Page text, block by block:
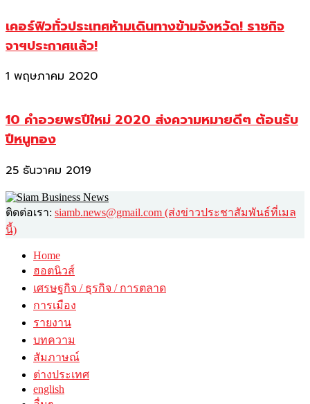
เคอร์ฟิวทั่วประเทศห้ามเดินทางข้ามจังหวัด! ราชกิจ
จาฯประกาศแล้ว!
1 พฤษภาคม 2020
10 คำอวยพรปีใหม่ 2020 ส่งความหมายดีๆ ต้อนรับ
ปีหนูทอง
25 ธันวาคม 2019
ติดต่อเรา: siamb.news@gmail.com (ส่งข่าวประชาสัมพันธ์ที่เมล
นี้)
Home
ฮอตนิวส์
เศรษฐกิจ / ธุรกิจ / การตลาด
การเมือง
รายงาน
บทความ
สัมภาษณ์
ต่างประเทศ
english